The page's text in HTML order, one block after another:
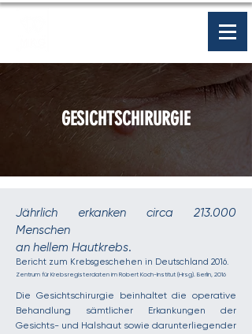
GESICHTSCHIRURGIE
Jährlich erkanken circa 213.000
Menschen
an hellem Hautkrebs.
Bericht zum Krebsgeschehen in Deutschland 2016.
Zentrum für Krebsregisterdaten im Robert Koch-Institut (Hrsg). Berlin, 2016
Die Gesichtschirurgie beinhaltet die operative
Behandlung sämtlicher Erkankungen der
Gesichts- und Halshaut sowie darunterliegender